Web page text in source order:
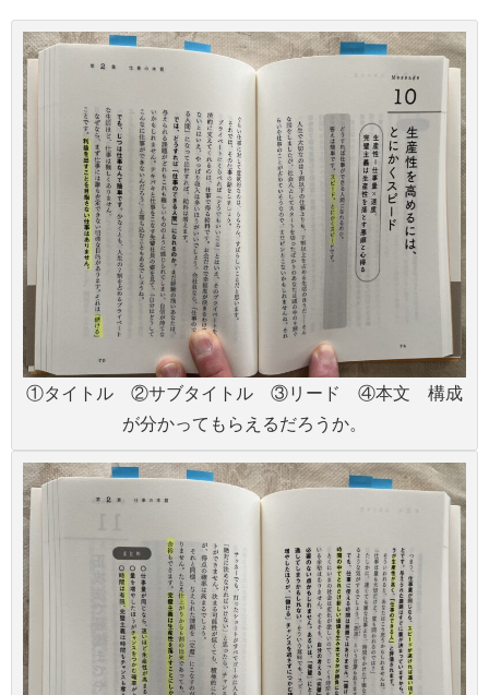
①タイトル ②サブタイトル ③リード ④本文 構成
が分かってもらえるだろうか。